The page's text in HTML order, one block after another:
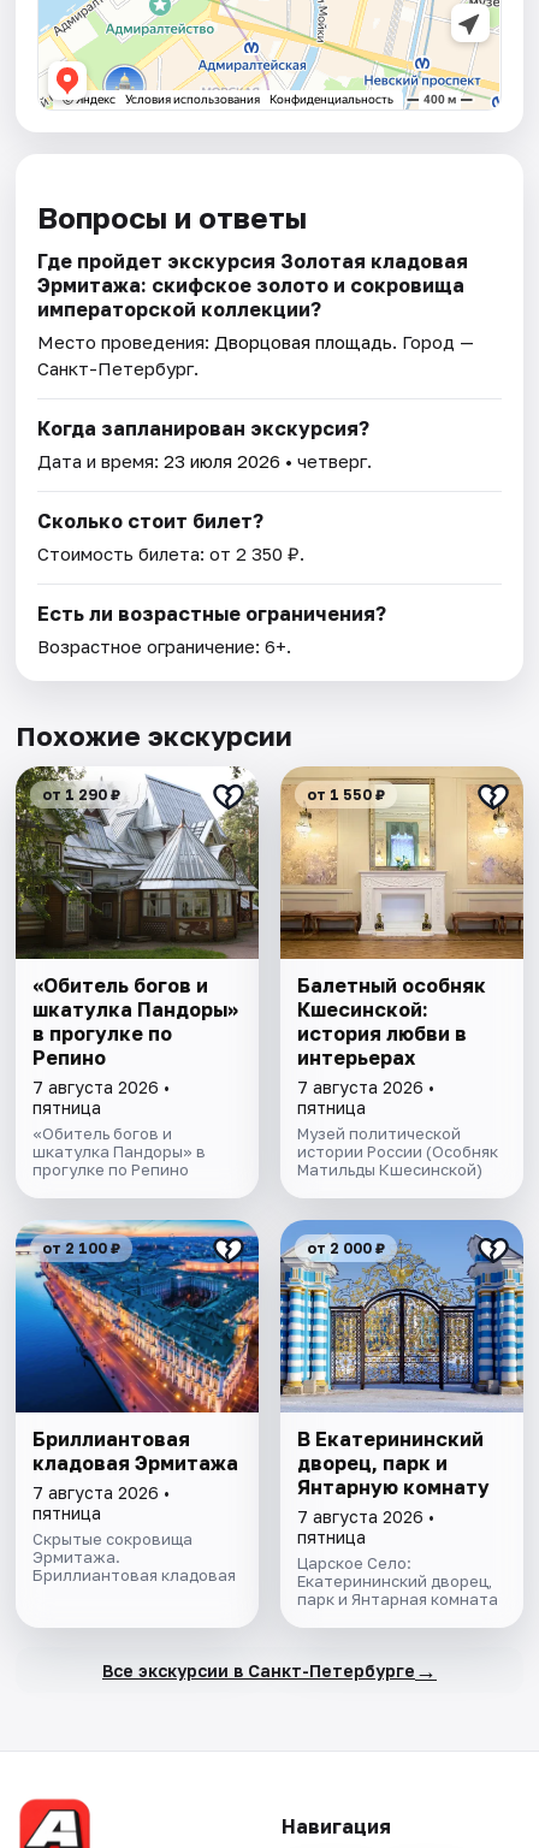
Вопросы и ответы
Где пройдет экскурсия Золотая кладовая
Эрмитажа: скифское золото и сокровища
императорской коллекции?
Место проведения: Дворцовая площадь. Город —
Санкт-Петербург.
Когда запланирован экскурсия?
Дата и время:23 июля 2026 • четверг.
Сколько стоит билет?
Стоимость билета: от 2 350 ₽.
Есть ли возрастные ограничения?
Возрастное ограничение: 6+.
Похожие экскурсии
от 1 290 ₽
«Обитель богов и
шкатулка Пандоры»
в прогулке по
Репино
7 августа 2026 •
пятница
«Обитель богов и
шкатулка Пандоры» в
прогулке по Репино
от 1 550 ₽
Балетный особняк
Кшесинской:
история любви в
интерьерах
7 августа 2026 •
пятница
Музей политической
истории России (Особняк
Матильды Кшесинской)
от 2 100 ₽
Бриллиантовая
кладовая Эрмитажа
7 августа 2026 •
пятница
Скрытые сокровища
Эрмитажа.
Бриллиантовая кладовая
от 2 000 ₽
В Екатерининский
дворец, парк и
Янтарную комнату
7 августа 2026 •
пятница
Царское Село:
Екатерининский дворец,
парк и Янтарная комната
Все экскурсии в Санкт-Петербурге →
Навигация